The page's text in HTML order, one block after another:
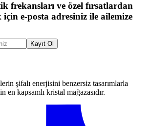
frekansları ve özel fırsatlardan
e-posta adresiniz ile ailemize
Kayıt Ol
şifalı enerjisini benzersiz tasarımlarla
en kapsamlı kristal mağazasıdır.